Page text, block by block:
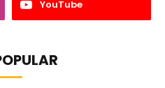
YouTube